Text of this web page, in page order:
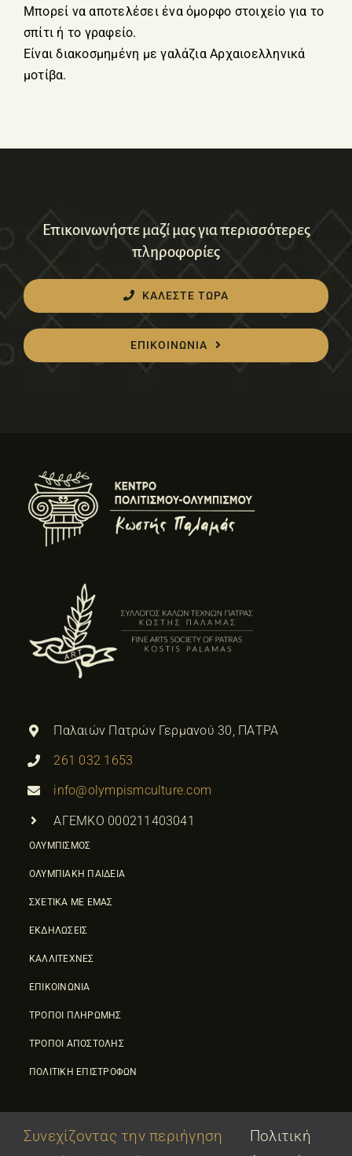
Μπορεί να αποτελέσει ένα όμορφο στοιχείο για το
σπίτι ή το γραφείο.
Είναι διακοσμημένη με γαλάζια Αρχαιοελληνικά
μοτίβα.
Επικοινωνήστε μαζί μας για περισσότερες
πληροφορίες
ΚΑΛΕΣΤΕ ΤΩΡΑ
ΕΠΙΚΟΙΝΩΝΙΑ
Παλαιών Πατρών Γερμανού 30, ΠΑΤΡΑ
261 032 1653
info@olympismculture.com
ΑΓΕΜΚΟ 000211403041
ΟΛΥΜΠΙΣΜΟΣ
ΟΛΥΜΠΙΑΚΗ ΠΑΙΔΕΙΑ
ΣΧΕΤΙΚΑ ΜΕ ΕΜΑΣ
ΕΚΔΗΛΩΣΕΙΣ
ΚΑΛΛΙΤΕΧΝΕΣ
ΕΠΙΚΟΙΝΩΝΙΑ
ΤΡΟΠΟΙ ΠΛΗΡΩΜΗΣ
ΤΡΟΠΟΙ ΑΠΟΣΤΟΛΗΣ
ΠΟΛΙΤΙΚΗ ΕΠΙΣΤΡΟΦΩΝ
Συνεχίζοντας την περιήγηση
Πολιτική